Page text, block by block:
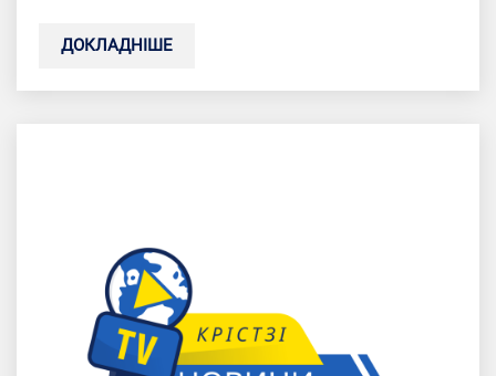
ДОКЛАДНІШЕ